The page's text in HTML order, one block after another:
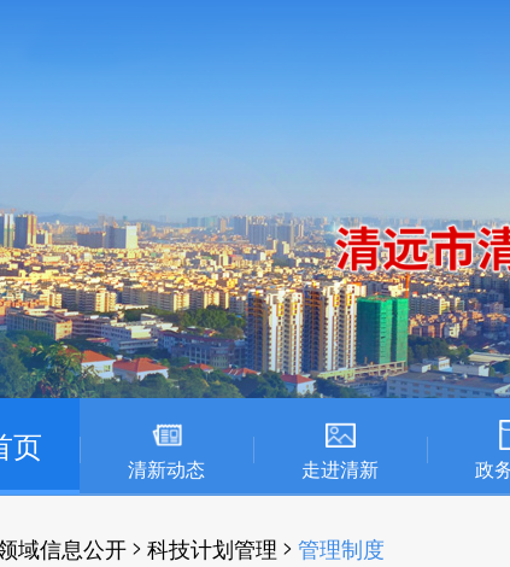
页
清新动态 走进清新 政
域信息公开 > 科技计划管理 > 管理制度